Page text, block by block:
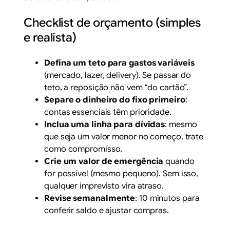
Checklist de orçamento (simples
e realista)
Defina um teto para gastos variáveis
(mercado, lazer, delivery). Se passar do
teto, a reposição não vem “do cartão”.
Separe o dinheiro do fixo primeiro:
contas essenciais têm prioridade.
Inclua uma linha para dívidas: mesmo
que seja um valor menor no começo, trate
como compromisso.
Crie um valor de emergência quando
for possível (mesmo pequeno). Sem isso,
qualquer imprevisto vira atraso.
Revise semanalmente: 10 minutos para
conferir saldo e ajustar compras.